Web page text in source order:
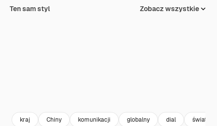
Ten sam styl Zobacz wszystkie
kraj Chiny komunikacji globalny dial